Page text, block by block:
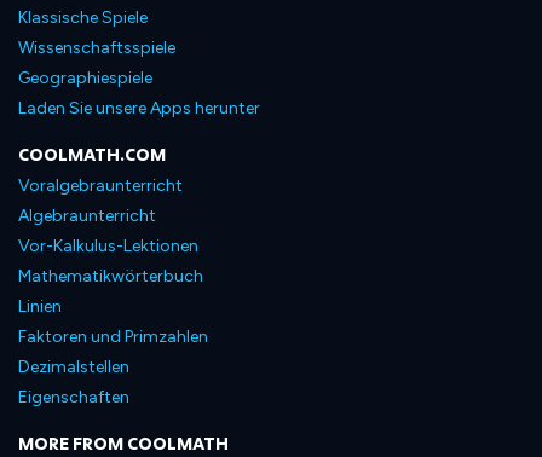
Klassische Spiele
Wissenschaftsspiele
Geographiespiele
Laden Sie unsere Apps herunter
COOLMATH.COM
Voralgebraunterricht
Algebraunterricht
Vor-Kalkulus-Lektionen
Mathematikwörterbuch
Linien
Faktoren und Primzahlen
Dezimalstellen
Eigenschaften
MORE FROM COOLMATH